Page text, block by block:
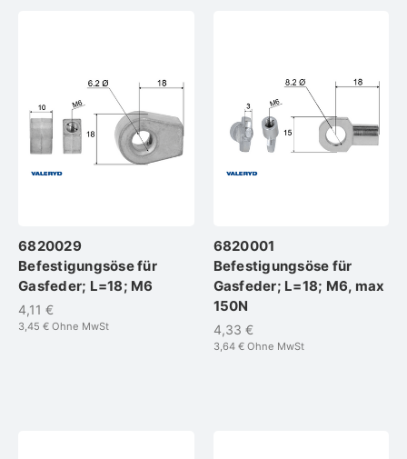
6820029
Befestigungsöse für
Gasfeder; L=18; M6
4,11 €
3,45 € Ohne MwSt
6820001
Befestigungsöse für
Gasfeder; L=18; M6, max
150N
4,33 €
3,64 €Ohne MwSt